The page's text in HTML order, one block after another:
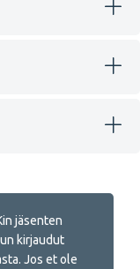
jäsenten
kirjaudut
Jos et ole